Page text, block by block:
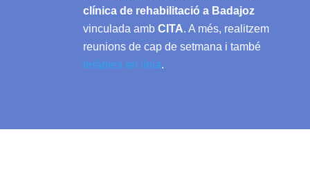
clínica de rehabilitació a Badajoz
vinculada amb CITA. A més, realitzem
reunions de cap de setmana i també
teràpies en línia.